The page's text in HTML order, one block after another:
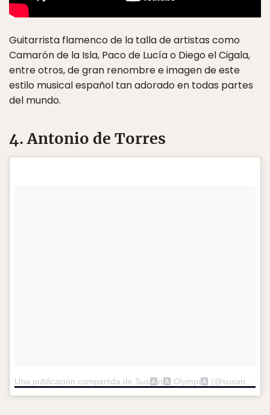
Guitarrista flamenco de la talla de artistas como
Camarón de la Isla, Paco de Lucía o Diego el Cigala,
entre otros, de gran renombre e imagen de este
estilo musical español tan adorado en todas partes
del mundo.
4. Antonio de Torres
Una publicación compartida de Sus🅰n🅰 Olympi🅰 (@susanaolympia)